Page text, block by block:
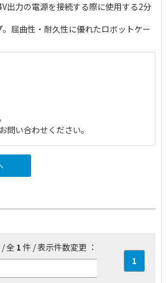
出力の電源を接続する際に使用する2分
屈曲性・耐久性に優れたロボットケー
問い合わせください。
全 1 件 / 表示件数変更 ：
1